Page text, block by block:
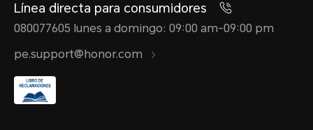
Línea directa para consumidores
080077605 lunes a domingo: 09:00 am-09:00 pm
pe.support@honor.com